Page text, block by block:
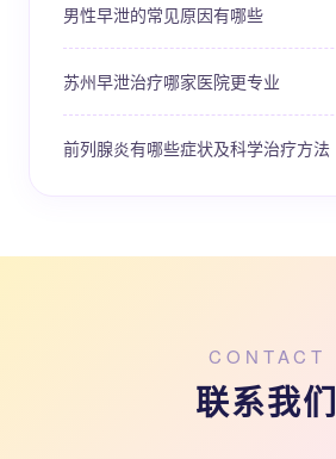
男性早泄的常见原因有哪些
苏州早泄治疗哪家医院更专业
前列腺炎有哪些症状及科学治疗方法
CONTACT
联系我们